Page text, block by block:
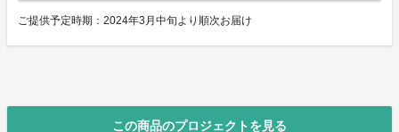
ご提供予定時期：2024年3月中旬より順次お届け
この商品のプロジェクトを見る